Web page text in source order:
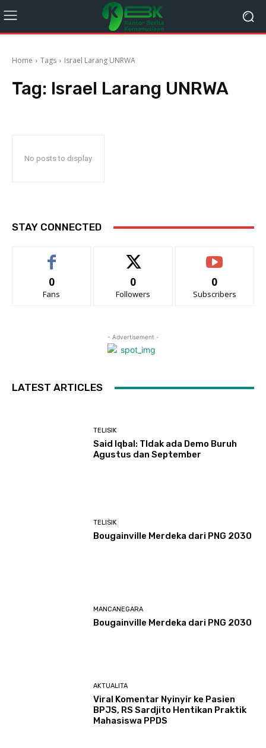
Home Tags Israel Larang UNRWA
Tag: Israel Larang UNRWA
No posts to display
STAY CONNECTED
0
Fans
0
Followers
0
Subscribers
- Advertisement -
LATEST ARTICLES
TELISIK
Said Iqbal: TIdak ada Demo Buruh
Agustus dan September
TELISIK
Bougainville Merdeka dari PNG 2030
MANCANEGARA
Bougainville Merdeka dari PNG 2030
AKTUALITA
Viral Komentar Nyinyir ke Pasien
BPJS, RS Sardjito Hentikan Praktik
Mahasiswa PPDS